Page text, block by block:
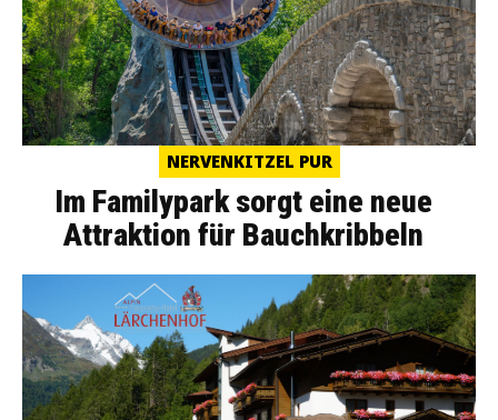
NERVENKITZEL PUR
Im Familypark sorgt eine neue
Attraktion für Bauchkribbeln